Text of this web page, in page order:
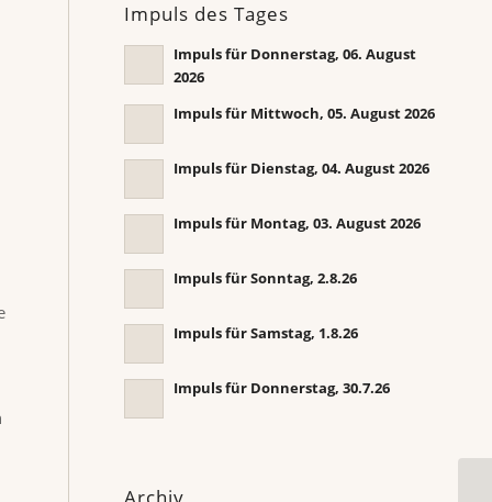
Impuls des Tages
Impuls für Donnerstag, 06. August
2026
Impuls für Mittwoch, 05. August 2026
Impuls für Dienstag, 04. August 2026
Impuls für Montag, 03. August 2026
Impuls für Sonntag, 2.8.26
Impuls für Samstag, 1.8.26
Impuls für Donnerstag, 30.7.26